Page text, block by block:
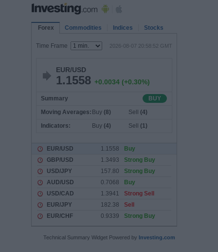
Technical Summary Widget Powered by Investing.com